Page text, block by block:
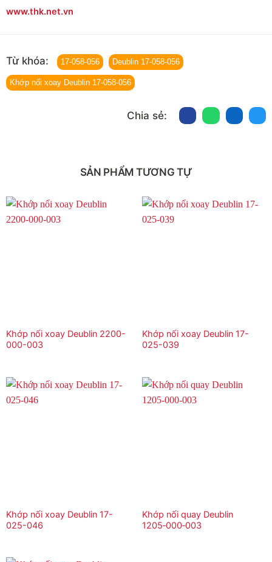
www.thk.net.vn
Từ khóa: 17‑058‑056 Deublin 17‑058‑056
Khớp nối xoay Deublin 17‑058‑056
Chia sẻ:
SẢN PHẨM TƯƠNG TỰ
Khớp nối xoay Deublin 2200-
000-003
Khớp nối xoay Deublin 17-
025-039
Khớp nối xoay Deublin 17-
025-046
Khớp nối quay Deublin
1205‑000‑003